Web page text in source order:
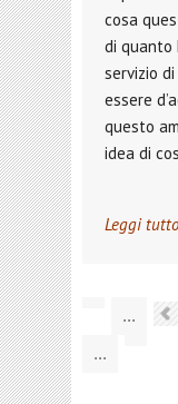
cosa
di quanto
servizio
essere
questo
idea di
Leggi tutto
...
...